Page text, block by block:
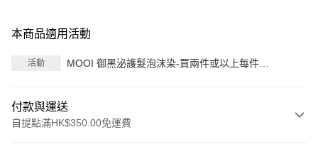
本商品適用活動
活動
MOOI 御黑泌護髮泡沫染-買兩件或以上每件
付款與運送
自提點滿HK$350.00免運費